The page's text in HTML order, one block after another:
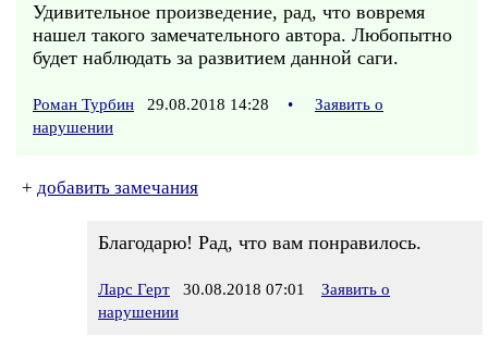
Удивительное произведение, рад, что вовремя
нашел такого замечательного автора. Любопытно
будет наблюдать за развитием данной саги.
Роман Турбин 29.08.2018 14:28 •
Заявить о
нарушении
+ добавить замечания
Благодарю! Рад, что вам понравилось.
Ларс Герт 30.08.2018 07:01
Заявить о
нарушении